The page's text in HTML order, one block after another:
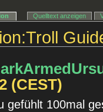
(CEST)
gefühlt 100mal
Quelltext anzeigen